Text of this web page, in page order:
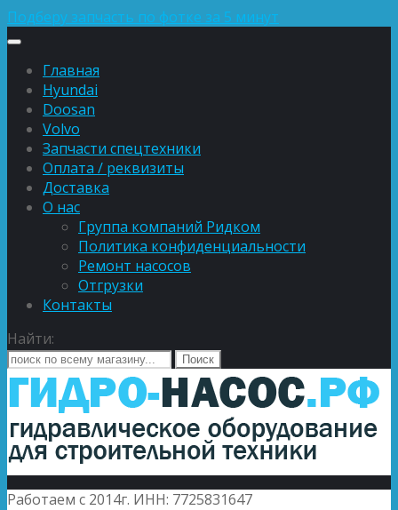
Подберу запчасть по фотке за 5 минут
Главная
Hyundai
Doosan
Volvo
Запчасти спецтехники
Оплата / реквизиты
Доставка
О нас
Группа компаний Ридком
Политика конфиденциальности
Ремонт насосов
Отгрузки
Контакты
Найти:
Работаем с 2014г. ИНН: 7725831647